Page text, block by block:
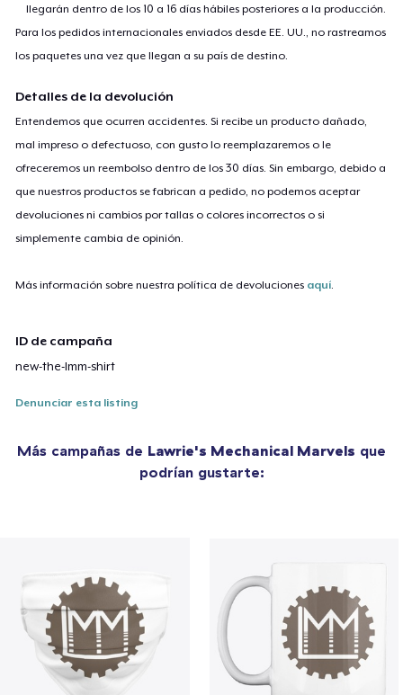
llegarán dentro de los 10 a 16 días hábiles posteriores a la producción.
Para los pedidos internacionales enviados desde EE. UU., no rastreamos
los paquetes una vez que llegan a su país de destino.
Detalles de la devolución
Entendemos que ocurren accidentes. Si recibe un producto dañado,
mal impreso o defectuoso, con gusto lo reemplazaremos o le
ofreceremos un reembolso dentro de los 30 días. Sin embargo, debido a
que nuestros productos se fabrican a pedido, no podemos aceptar
devoluciones ni cambios por tallas o colores incorrectos o si
simplemente cambia de opinión.
Más información sobre nuestra política de devoluciones aquí
ID de campaña
new-the-lmm-shirt
Denunciar esta listing
Más campañas de Lawrie's Mechanical Marvels que
podrían gustarte: